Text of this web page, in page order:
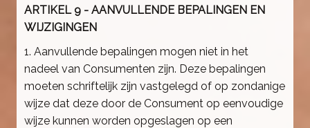
ARTIKEL 9 - AANVULLENDE BEPALINGEN EN
WIJZIGINGEN
1. Aanvullende bepalingen mogen niet in het
nadeel van Consumenten zijn. Deze bepalingen
moeten schriftelijk zijn vastgelegd of op zondanige
wijze dat deze door de Consument op eenvoudige
wijze kunnen worden opgeslagen op een